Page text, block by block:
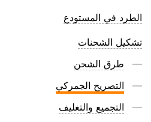
الطرد في المستودع
تشكيل الشحنات
طرق الشحن
التصريح الجمركي
التجميع والتغليف